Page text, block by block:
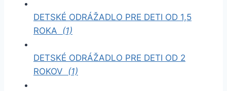
DETSKÉ ODRÁŽADLO PRE DETI OD 1,5
ROKA (1)
DETSKÉ ODRÁŽADLO PRE DETI OD 2
ROKOV (1)